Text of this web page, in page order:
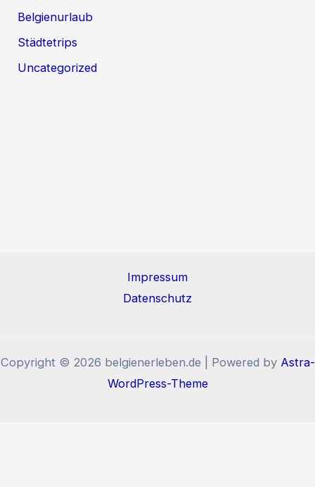
Belgienurlaub
Städtetrips
Uncategorized
Impressum
Datenschutz
Copyright © 2026 belgienerleben.de | Powered by Astra-
WordPress-Theme